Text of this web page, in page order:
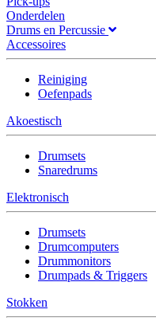
Onderdelen
Drums en Percussie
Accessoires
Reiniging
Oefenpads
Akoestisch
Drumsets
Snaredrums
Elektronisch
Drumsets
Drumcomputers
Drummonitors
Drumpads & Triggers
Stokken